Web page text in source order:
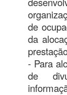
de
da
- Para
de